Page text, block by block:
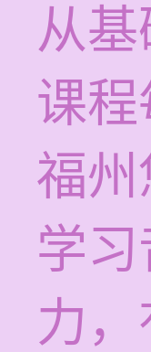
从
课
福
学
力